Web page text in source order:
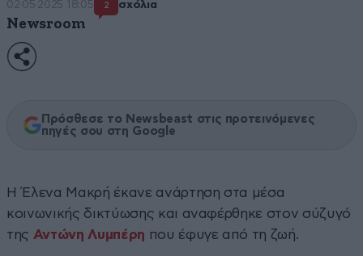
02·05·2025 18:05 2 σχόλια
Newsroom
Πρόσθεσε το Newsbeast στις προτεινόμενες
πηγές σου στη Google
Η Έλενα Μακρή έκανε ανάρτηση στα μέσα
κοινωνικής δικτύωσης και αναφέρθηκε στον σύζυγό
της Αντώνη Λυμπέρη που έφυγε από τη ζωή.